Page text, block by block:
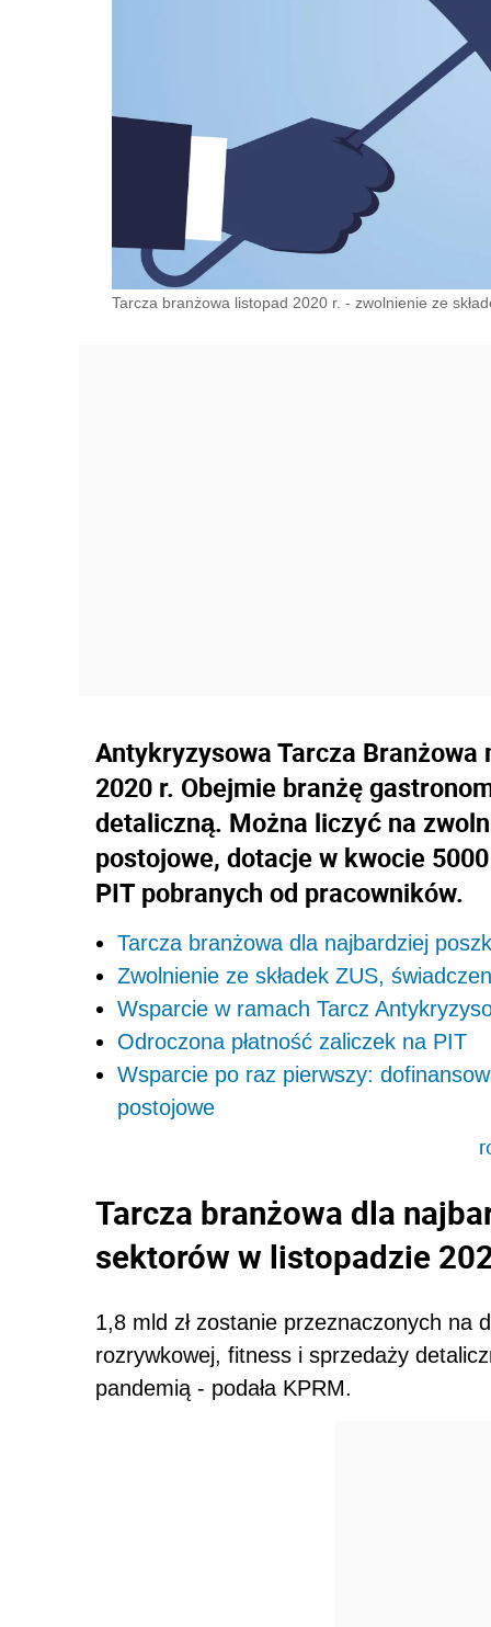
Tarcza branżowa listopad 2020 r. - zwolnienie ze
Antykryzysowa Tarcza
2020 r. Obejmie branżę
detaliczną. Można liczyć na
postojowe, dotacje w kwocie
PIT pobranych od pracowników.
Tarcza branżowa dla najbardziej
Zwolnienie ze składek ZUS,
Wsparcie w ramach Tarcz
Odroczona płatność zaliczek na PIT
Wsparcie po raz pierwszy:
postojowe
Tarcza branżowa dla
sektorów w listopadzie
1,8 mld zł zostanie przeznaczonych na
rozrywkowej, fitness i sprzedaży
pandemią - podała KPRM.